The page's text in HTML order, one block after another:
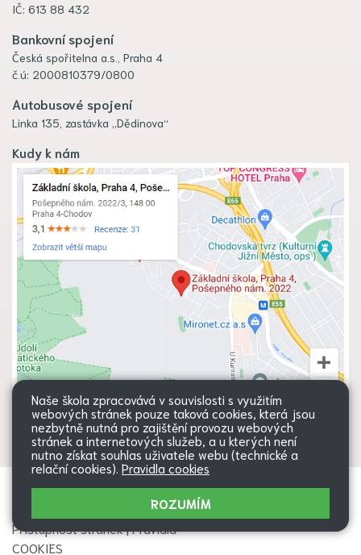
IČ: 613 88 432
Bankovní spojení
Česká spořitelna a.s., Praha 4
č.ú: 2000810379/0800
Autobusové spojení
Linka 135, zastávka „Dědinova“
Kudy k nám
Všechna práva vyhrazena. Copyright
|Přihlásit|
Přístupnost stránek|Pravidla
COOKIES
Web školy
Naše škola zpracovává v souvislosti s využitím
webových stránek pouze taková cookies, která jsou
nezbytně nutná pro zajištění provozu webových
stránek a internetových služeb, a u kterých není
nutno získat souhlas uživatele webu (technické a
relační cookies). Pravidla cookies
ROZUMÍM